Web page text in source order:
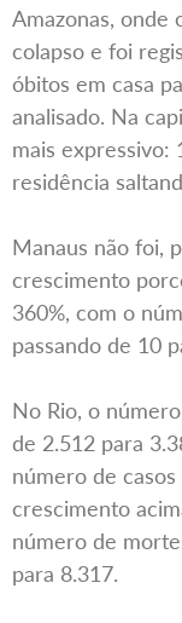
Amazonas, onde
colapso e foi
óbitos em casa
analisado. Na
mais expressivo:
residência
Manaus não foi,
crescimento
360%, com o
passando de 10
No Rio, o
de 2.512 para
número de
crescimento
número de
para 8.317.